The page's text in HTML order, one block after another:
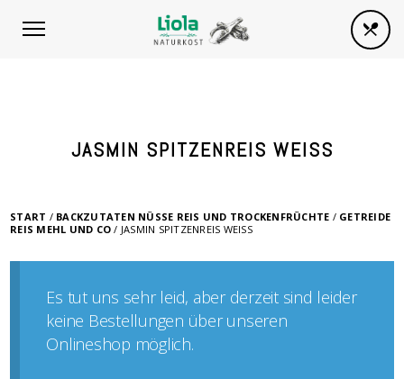
JASMIN SPITZENREIS WEISS
START / BACKZUTATEN NÜSSE REIS UND TROCKENFRÜCHTE / GETREIDE
REIS MEHL UND CO / JASMIN SPITZENREIS WEISS
Es tut uns sehr leid, aber derzeit sind leider
keine Bestellungen über unseren
Onlineshop möglich.